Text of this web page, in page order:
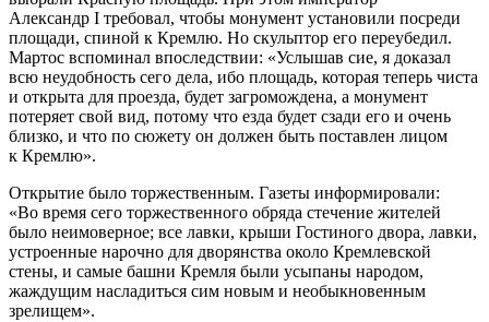
Александр I требовал, чтобы монумент установили посреди
площади, спиной к Кремлю. Но скульптор его переубедил.
Мартос вспоминал впоследствии: «Услышав сие, я доказал
всю неудобность сего дела, ибо площадь, которая теперь чиста
и открыта для проезда, будет загромождена, а монумент
потеряет свой вид, потому что езда будет сзади его и очень
близко, и что по сюжету он должен быть поставлен лицом
к Кремлю».
Открытие было торжественным. Газеты информировали:
«Во время сего торжественного обряда стечение жителей
было неимоверное; все лавки, крыши Гостиного двора, лавки,
устроенные нарочно для дворянства около Кремлевской
стены, и самые башни Кремля были усыпаны народом,
жаждущим насладиться сим новым и необыкновенным
зрелищем».